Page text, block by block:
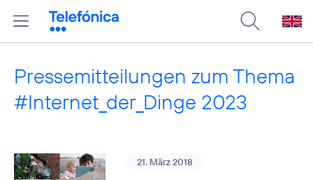
Pressemitteilungen zum Thema
#Internet_der_Dinge 2023
21. März 2018